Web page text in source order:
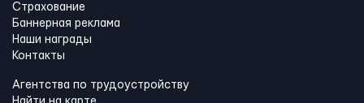
Страхование
Баннерная реклама
Наши награды
Контакты
Агентства по трудоустройству